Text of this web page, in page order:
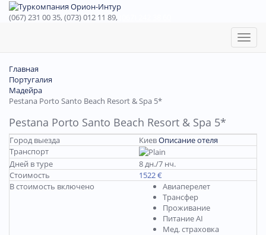
(067) 231 00 35, (073) 012 11 89,
Toggle
Главная
Португалия
Мадейра
Pestana Porto Santo Beach Resort & Spa 5*
Pestana Porto Santo Beach Resort & Spa 5*
Город выезда КиевОписание отеля
Транспорт
Дней в туре
8 дн./7 нч.
Стоимость
1522 €
В стоимость включено
Авиаперелет
Трансфер
Проживание
Питание AI
Мед. страховка